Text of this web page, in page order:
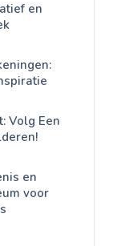
en
Volg Een
en
voor